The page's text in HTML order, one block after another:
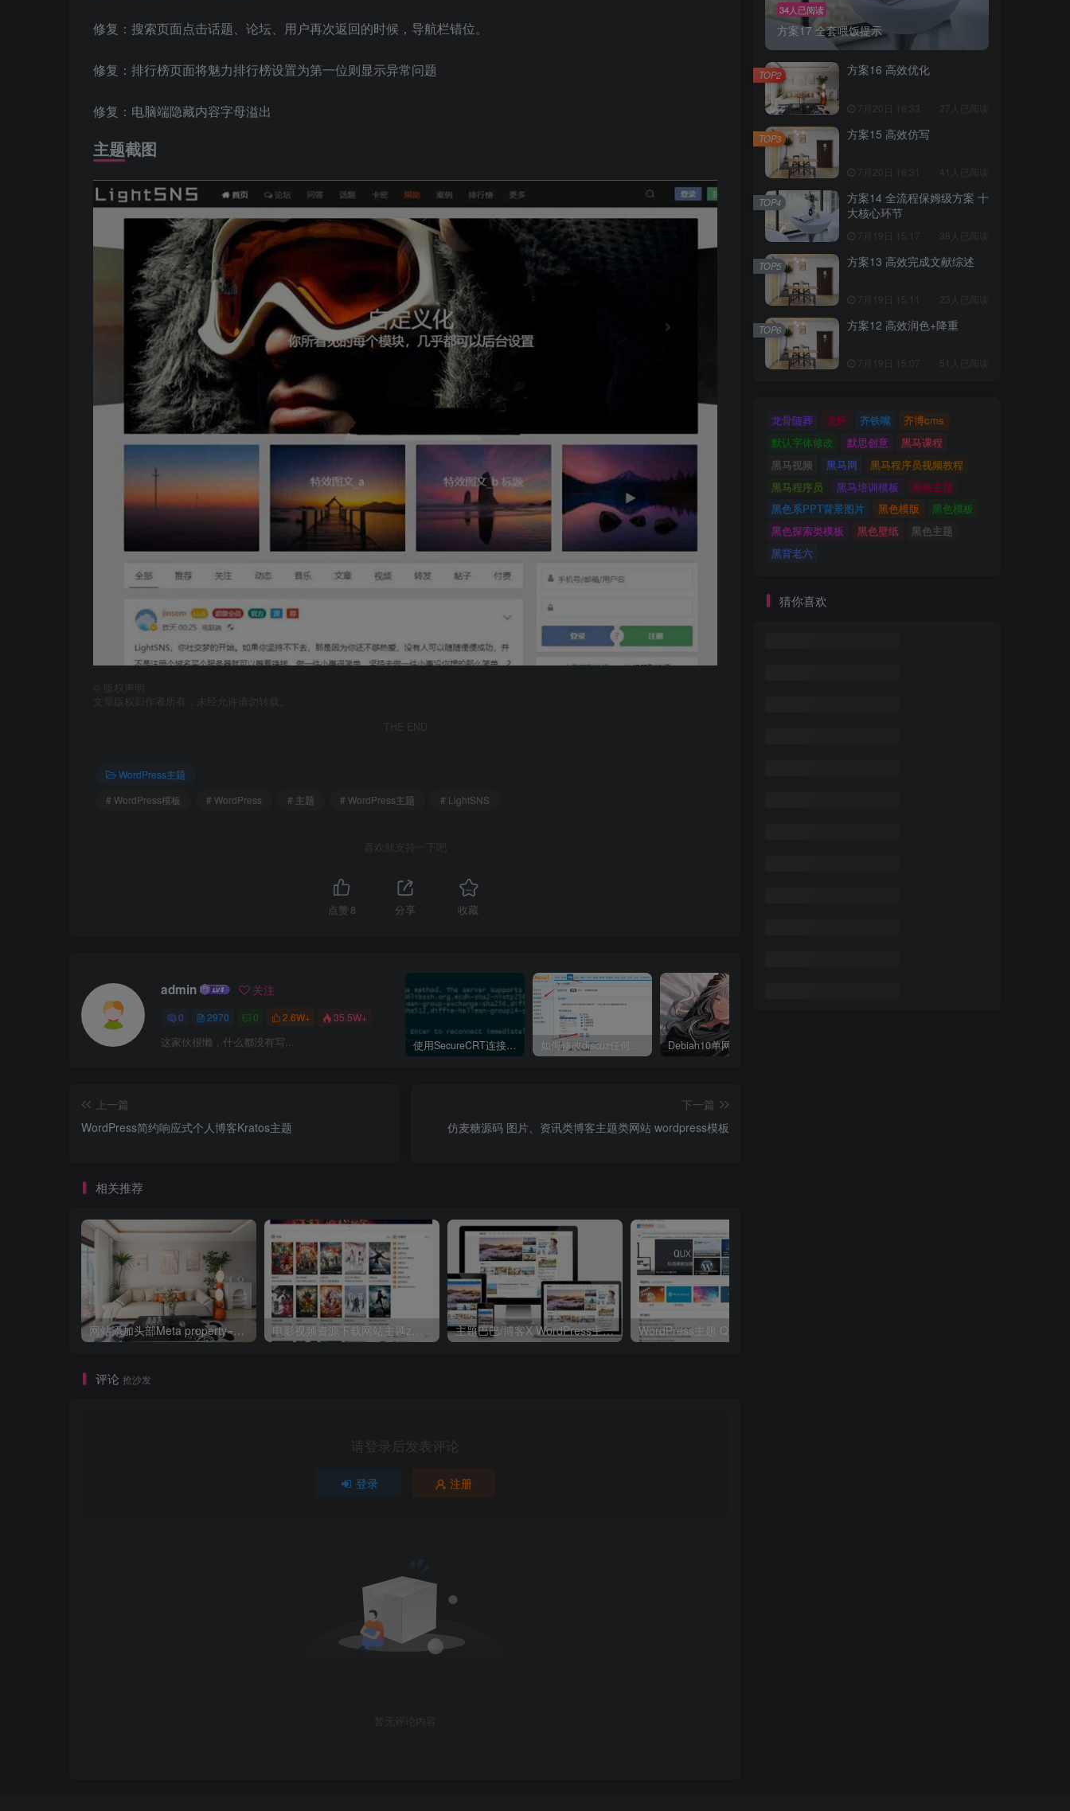
修复：搜索页面点击话题、论坛、用户再次返回的时候，导航栏错位。
修复：排行榜页面将魅力排行榜设置为第一位则显示异常问题
修复：电脑端隐藏内容字母溢出
主题截图
版权声明
文章版权归作者所有，未经允许请勿转载。
THE END
WordPress主题
# WordPress模板
# WordPress # 主题 # WordPress主题 # LightSNS
喜欢就支持一下吧
点赞 8 分享 收藏
admin 关注
0 2970 0 2.6W+ 35.5W+
这家伙很懒，什么都没有写... 使用SecureCRT连接Ubuntu20.04报错：Key exchange failed. No compatible key exchange method. 如何修改discuz任何模板的编辑器默认字体类型和默认字体大小
上一篇
WordPress简约响应式个人博客Kratos主题
下一篇
仿麦糖源码 图片、资讯类博客主题类网站 wordpress模板
相关推荐
网站添加头部Meta property=og协议的使用方法详解教程 电影视频资源下载网站主题zmovie 专为电影站制作 主题巴巴/博客X WordPress主题模板 V1.3.1破解去授权无限制版
评论 抢沙发
请登录后发表评论
登录 注册
暂无评论内容
34人已阅读
方案17 全套喂饭提示
方案16 高效优化
7月20日 16:33 27人已阅读
TOP2
方案15 高效仿写
7月20日 16:31 41人已阅读
TOP3
方案14 全流程保姆级方案 十
大核心环节
7月19日 15:17 38人已阅读
TOP4
方案13 高效完成文献综述
7月19日 15:11 23人已阅读
TOP5
方案12 高效润色+降重
7月19日 15:07 51人已阅读
TOP6
龙骨随葬 龙虾 齐铁嘴
齐博cms
默认字体修改
默思创意
黑马课程
黑马视频
黑马网
黑马程序员视频教程
黑马程序员
黑马培训模板
黑镜主题
黑色系PPT背景图片
黑色模版
黑色模板
黑色探索类模板
黑色壁纸
黑色主题
黑背老六
猜你喜欢